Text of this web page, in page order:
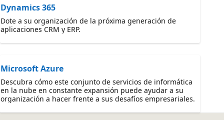
Dynamics 365
Dote a su organización de la próxima generación de
aplicaciones CRM y ERP.
Microsoft Azure
Descubra cómo este conjunto de servicios de informática
en la nube en constante expansión puede ayudar a su
organización a hacer frente a sus desafíos empresariales.